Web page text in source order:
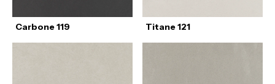
Carbone 119 Titane 121